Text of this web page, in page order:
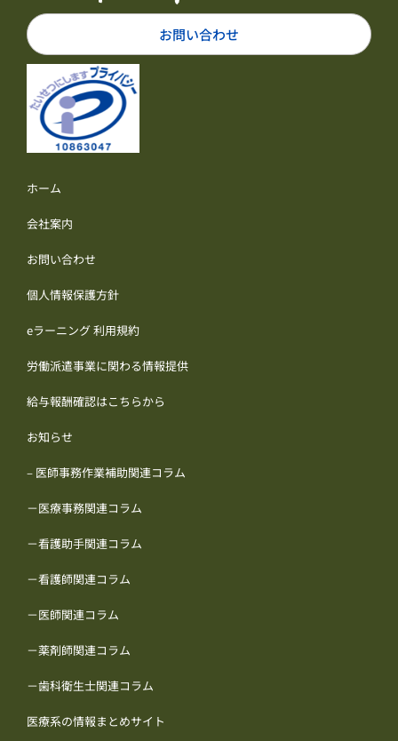
お問い合わせ
ホーム
会社案内
お問い合わせ
個人情報保護方針
eラーニング 利用規約
労働派遣事業に関わる情報提供
給与報酬確認はこちらから
お知らせ
– 医師事務作業補助関連コラム
－医療事務関連コラム
－看護助手関連コラム
－看護師関連コラム
－医師関連コラム
－薬剤師関連コラム
－歯科衛生士関連コラム
医療系の情報まとめサイト